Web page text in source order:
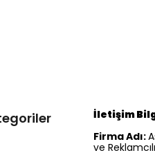
İletişim
Firma Adı:
ve